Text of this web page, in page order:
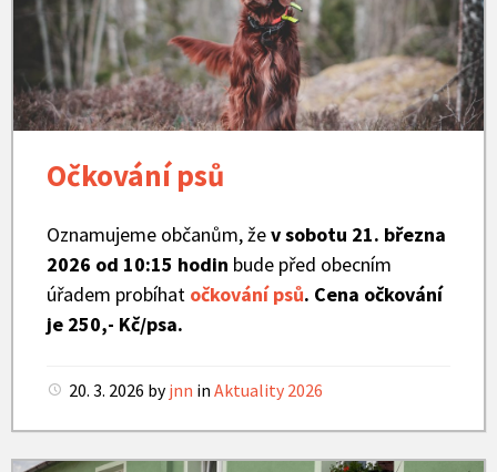
psů
Očkování psů
Oznamujeme občanům, žev sobotu 21. března
2026 od 10:15 hodin bude před obecním
úřadem probíhat očkování psů. Cena očkování
je 250,- Kč/psa.
20. 3. 2026 by jnn in Aktuality 2026